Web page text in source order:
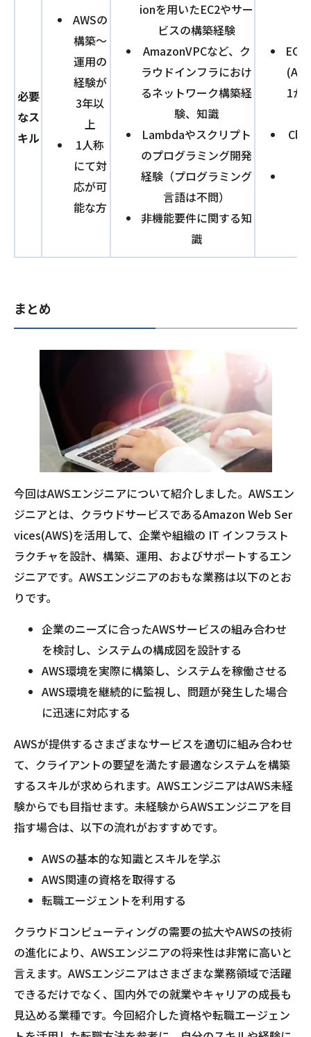
必要
なス
キル
AWSの
構築〜
運用の
経験が
3年以
上
1人称
にて対
応が可
能な方
ionを用いたEC2やサー
ビスの構築経験
AmazonVPCなど、ク
ラウドインフラにおけ
るネットワーク構築経
験、知識
Lambdaやスクリプト
のプログラミング開発
経験（プログラミング
言語は不問）
非機能要件に関する知
識
1か
まとめ
今回はAWSエンジニアについて紹介しました。AWSエン
ジニアとは、クラウドサービスであるAmazon Web Ser
vices(AWS)を活用して、企業や組織の IT インフラスト
ラクチャを設計、構築、運用、およびサポートするエン
ジニアです。AWSエンジニアのおもな業務は以下のとお
りです。
企業のニーズに合ったAWSサービスの組み合わせ
を検討し、システムの構成図を設計する
AWS環境を実際に構築し、システムを稼働させる
AWS環境を継続的に監視し、問題が発生した場合
に迅速に対応する
AWSが提供するさまざまなサービスを適切に組み合わせ
て、クライアントの要望を満たす最適なシステムを構築
するスキルが求められます。AWSエンジニアはAWS未経
験からでも目指せます。未経験からAWSエンジニアを目
指す場合は、以下の流れがおすすめです。
AWSの基本的な知識とスキルを学ぶ
AWS関連の資格を取得する
転職エージェントを利用する
クラウドコンピューティングの需要の拡大やAWSの技術
の進化により、AWSエンジニアの将来性は非常に高いと
言えます。AWSエンジニアはさまざまな業務領域で活躍
できるだけでなく、国内外での就業やキャリアの成長も
見込める業種です。今回紹介した資格や転職エージェン